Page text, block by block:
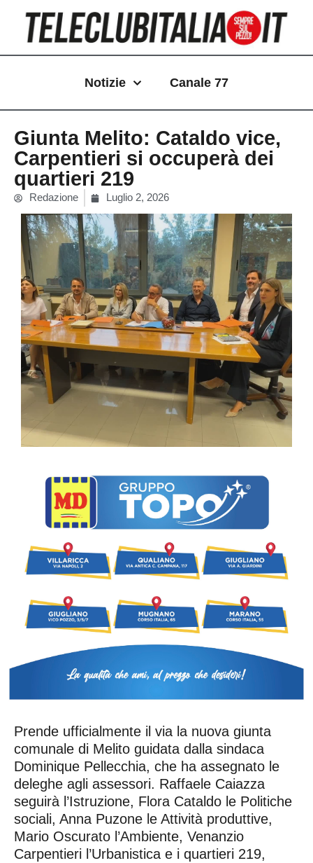
contenuto
Notizie Canale 77
Giunta Melito: Cataldo vice,
Carpentieri si occuperà dei
quartieri 219
Redazione Luglio 2, 2026
Prende ufficialmente il via la nuova giunta
comunale di Melito guidata dalla sindaca
Dominique Pellecchia, che ha assegnato le
deleghe agli assessori. Raffaele Caiazza
seguirà l’Istruzione, Flora Cataldo le Politiche
sociali, Anna Puzone le Attività produttive,
Mario Oscurato l’Ambiente, Venanzio
Carpentieri l’Urbanistica e i quartieri 219,